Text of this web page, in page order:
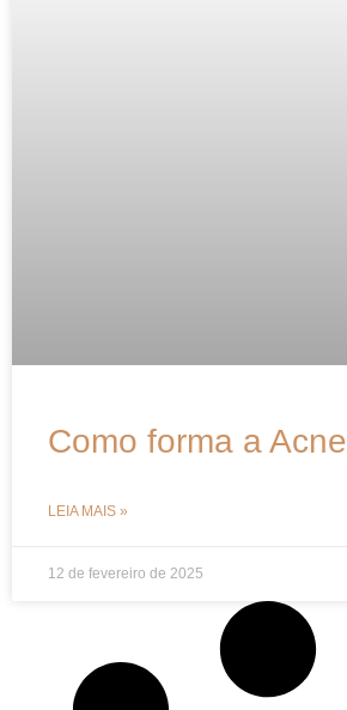
Como forma a Acne
LEIA MAIS »
12 de fevereiro de 2025